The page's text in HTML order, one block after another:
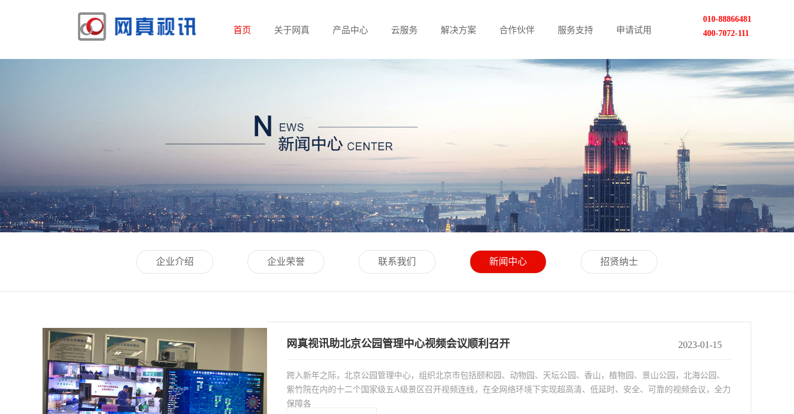
010-88866481
400-7072-111
首页 关于网真 产品中心 云服务 解决方案 合作伙伴 服务支持 申请试用
企业介绍 企业荣誉 联系我们 新闻中心 招贤纳士
网真视讯助北京公园管理中心视频会议顺利召开 2023-01-15
跨入新年之际，北京公园管理中心，组织北京市包括颐和园、动物园、天坛公园、香山，植物园、景山公园，北海公园、
紫竹院在内的十二个国家级五A级景区召开视频连线，在全网络环境下实现超高清、低延时、安全、可靠的视频会议，全力
保障各